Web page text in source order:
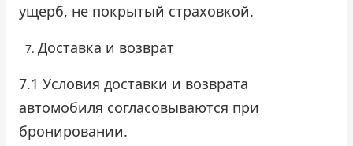
ущерб, не покрытый страховкой.
Доставка и возврат
7.1 Условия доставки и возврата
автомобиля согласовываются при
бронировании.